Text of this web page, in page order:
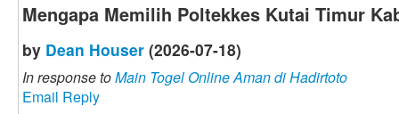
Mengapa Memilih Poltekkes Kutai Timur
by Dean Houser (2026-07-18)
In response toMain Togel Online Aman di Hadirtoto
Email Reply